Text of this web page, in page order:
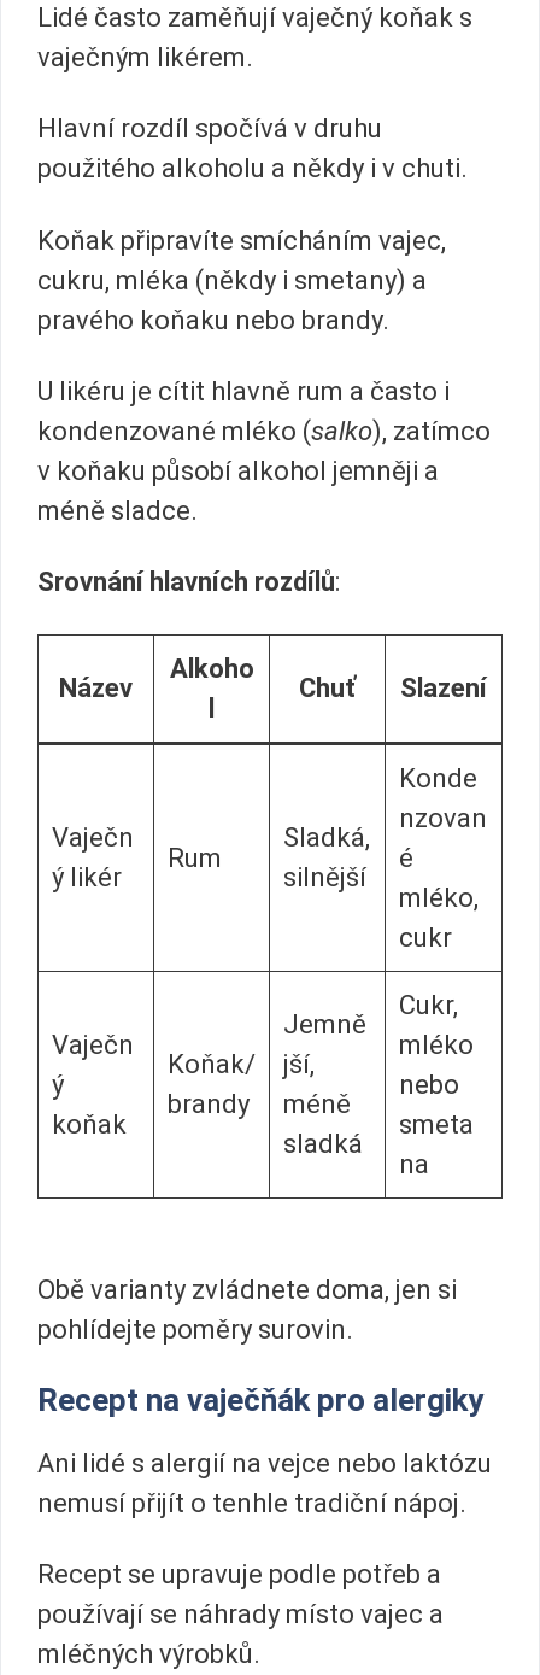
Lidé často zaměňují vaječný koňak s
vaječným likérem.
Hlavní rozdíl spočívá v druhu
použitého alkoholu a někdy i v chuti.
Koňak připravíte smícháním vajec,
cukru, mléka (někdy i smetany) a
pravého koňaku nebo brandy.
U likéru je cítit hlavně rum a často i
kondenzované mléko (salko), zatímco
v koňaku působí alkohol jemněji a
méně sladce.
Srovnání hlavních rozdílů:
Název
Alkoho
Chuť Slazení
Vaječn
ý likér
Rum
Sladká,
silnější
Konde
nzovan
é
mléko,
cukr
Vaječn
ý
koňak
Koňak/
brandy
Jemně
jší,
méně
sladká
Cukr,
mléko
nebo
smeta
na
Obě varianty zvládnete doma, jen si
pohlídejte poměry surovin.
Recept na vaječňák pro alergiky
Ani lidé s alergií na vejce nebo laktózu
nemusí přijít o tenhle tradiční nápoj.
Recept se upravuje podle potřeb a
používají se náhrady místo vajec a
mléčných výrobků.